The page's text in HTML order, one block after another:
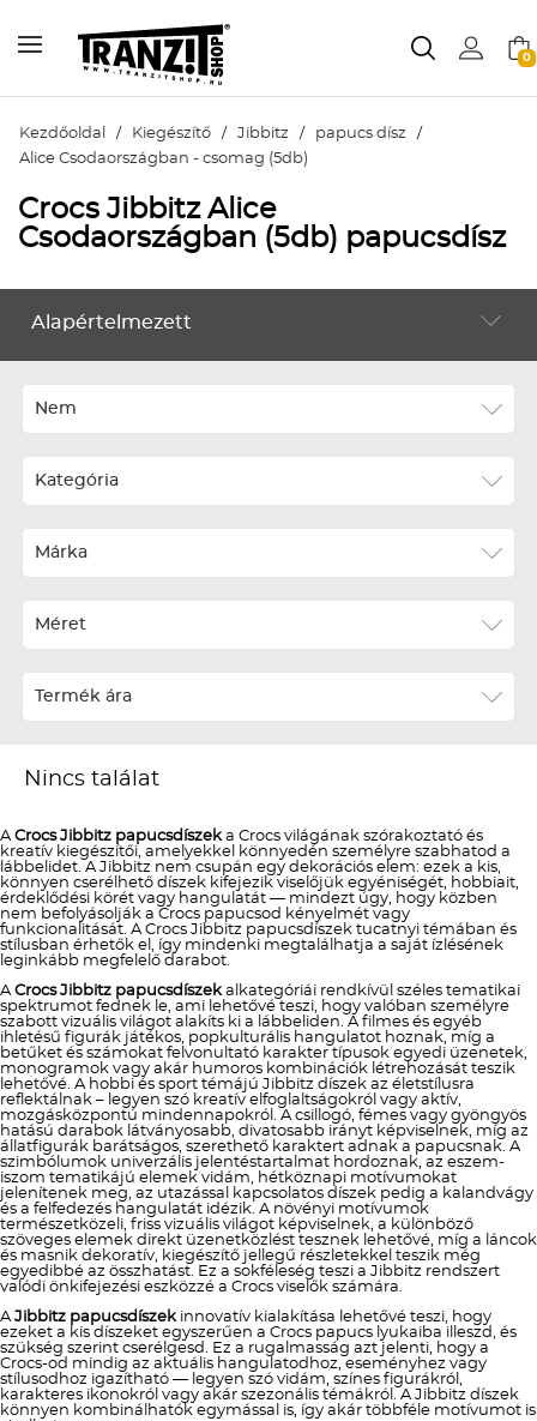
0
Kezdőoldal / Kiegészítő / Jibbitz / papucs dísz /
Alice Csodaországban - csomag (5db)
Crocs Jibbitz Alice
Csodaországban (5db) papucsdísz
KIEGÉSZÍTŐ
Alapértelmezett
Alapértelmezett
Legújabbak
Ár szerint növekvő
Téli termékek előre ár szerint növekvő
Nem
Kategória
Márka
Méret
Termék ára
Nincs találat
ACrocs Jibbitz papucsdíszeka Crocs világának szórakoztató és
kreatív kiegészítői, amelyekkel könnyedén személyre szabhatod a
lábbelidet. A Jibbitz nem csupán egy dekorációs elem: ezek a kis,
könnyen cserélhető díszek kifejezik viselőjük egyéniségét, hobbiait,
érdeklődési körét vagy hangulatát — mindezt úgy, hogy közben
nem befolyásolják a Crocs papucsod kényelmét vagy
funkcionalitását. A Crocs Jibbitz papucsdíszek tucatnyi témában és
stílusban érhetők el, így mindenki megtalálhatja a saját ízlésének
leginkább megfelelő darabot.
ACrocs Jibbitz papucsdíszekalkategóriái rendkívül széles tematikai
spektrumot fednek le, ami lehetővé teszi, hogy valóban személyre
szabott vizuális világot alakíts ki a lábbeliden. A filmes és egyéb
ihletésű figurák játékos, popkulturális hangulatot hoznak, míg a
betűket és számokat felvonultató karakter típusok egyedi üzenetek,
monogramok vagy akár humoros kombinációk létrehozását teszik
lehetővé. A hobbi és sport témájú Jibbitz díszek az életstílusra
reflektálnak – legyen szó kreatív elfoglaltságokról vagy aktív,
mozgásközpontú mindennapokról. A csillogó, fémes vagy gyöngyös
hatású darabok látványosabb, divatosabb irányt képviselnek, míg az
állatfigurák barátságos, szerethető karaktert adnak a papucsnak. A
szimbólumok univerzális jelentéstartalmat hordoznak, az eszem-
iszom tematikájú elemek vidám, hétköznapi motívumokat
jelenítenek meg, az utazással kapcsolatos díszek pedig a kalandvágy
és a felfedezés hangulatát idézik. A növényi motívumok
természetközeli, friss vizuális világot képviselnek, a különböző
szöveges elemek direkt üzenetközlést tesznek lehetővé, míg a láncok
és masnik dekoratív, kiegészítő jellegű részletekkel teszik még
egyedibbé az összhatást. Ez a sokféleség teszi a Jibbitz rendszert
valódi önkifejezési eszközzé a Crocs viselők számára.
AJibbitz papucsdíszekinnovatív kialakítása lehetővé teszi, hogy
ezeket a kis díszeket egyszerűen a Crocs papucs lyukaiba illeszd, és
szükség szerint cserélgesd. Ez a rugalmasság azt jelenti, hogy a
Crocs-od mindig az aktuális hangulatodhoz, eseményhez vagy
stílusodhoz igazítható — legyen szó vidám, színes figurákról,
karakteres ikonokról vagy akár szezonális témákról. A Jibbitz díszek
könnyen kombinálhatók egymással is, így akár többféle motívumot is